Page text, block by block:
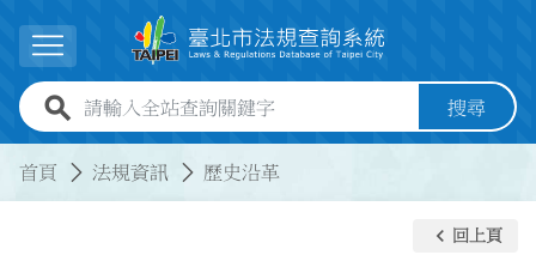
展開選單
全站查詢關鍵字欄位 搜尋
首頁 法規資訊 歷史沿革
keyboard_arrow_left 回上頁